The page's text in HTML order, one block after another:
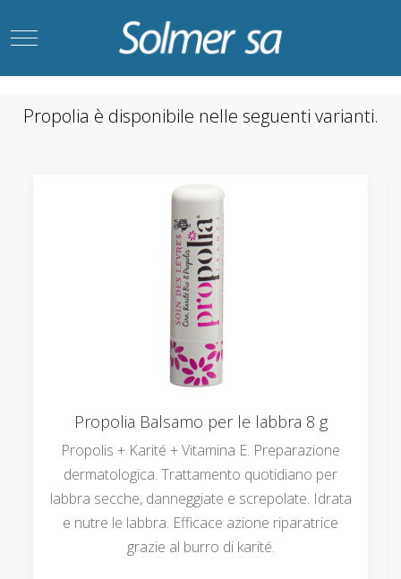
Mobile Menu Toggle
Propolia è disponibile nelle seguenti varianti.
Propolia Balsamo per le labbra 8 g
Propolis + Karité + Vitamina E. Preparazione
dermatologica. Trattamento quotidiano per
labbra secche, danneggiate e screpolate. Idrata
e nutre le labbra. Efficace azione riparatrice
grazie al burro di karité.